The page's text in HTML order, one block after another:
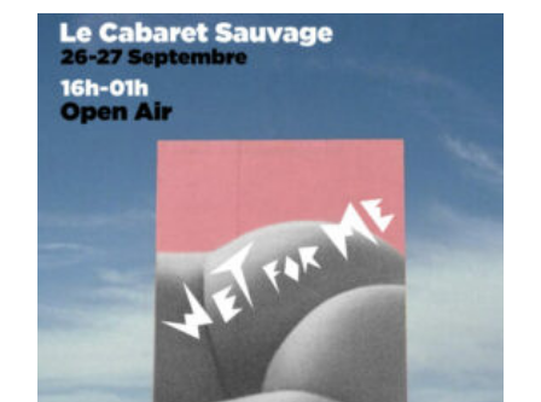
la
publication :